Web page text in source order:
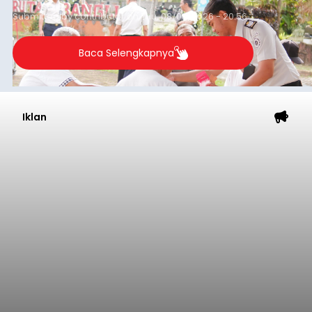
Submitted bycontributor Thu, 08/06/2026 - 20:56
Baca Selengkapnya
Iklan